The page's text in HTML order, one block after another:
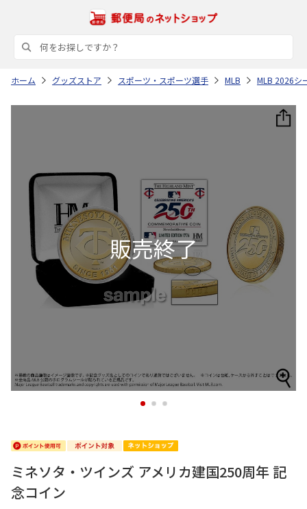
ホーム グッズストア スポーツ・スポーツ選手 MLB MLB 2026シ
1 2 3
ミネソタ・ツインズ アメリカ建国250周年 記
念コイン